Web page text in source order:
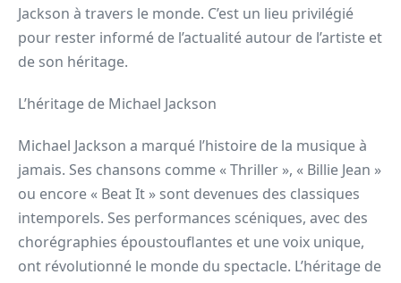
Jackson à travers le monde. C’est un lieu privilégié
pour rester informé de l’actualité autour de l’artiste et
de son héritage.
L’héritage de Michael Jackson
Michael Jackson a marqué l’histoire de la musique à
jamais. Ses chansons comme « Thriller », « Billie Jean »
ou encore « Beat It » sont devenues des classiques
intemporels. Ses performances scéniques, avec des
chorégraphies époustouflantes et une voix unique,
ont révolutionné le monde du spectacle. L’héritage de